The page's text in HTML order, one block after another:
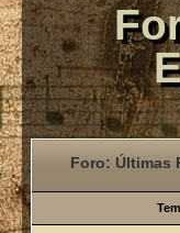
Foro: Últimas